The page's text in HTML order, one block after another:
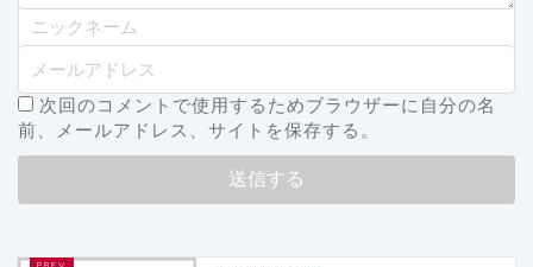
次回のコメントで使用するためブラウザーに自分の名
前、メールアドレス、サイトを保存する。